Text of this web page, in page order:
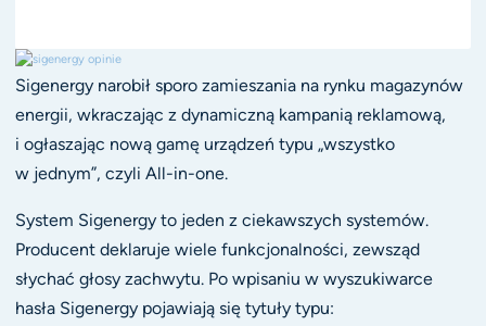
Sigenergy narobił sporo zamieszania na rynku magazynów
energii, wkraczając z dynamiczną kampanią reklamową,
i ogłaszając nową gamę urządzeń typu „wszystko
w jednym”, czyli All-in-one.
System Sigenergy to jeden z ciekawszych systemów.
Producent deklaruje wiele funkcjonalności, zewsząd
słychać głosy zachwytu. Po wpisaniu w wyszukiwarce
hasła Sigenergy pojawiają się tytuły typu: